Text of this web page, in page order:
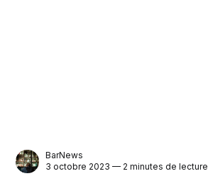
BarNews
3 octobre 2023 — 2 minutes de lecture